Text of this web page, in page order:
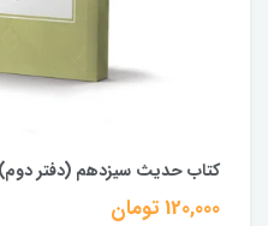
کتاب حدیث سیزدهم (دفتر
120,000 تومان